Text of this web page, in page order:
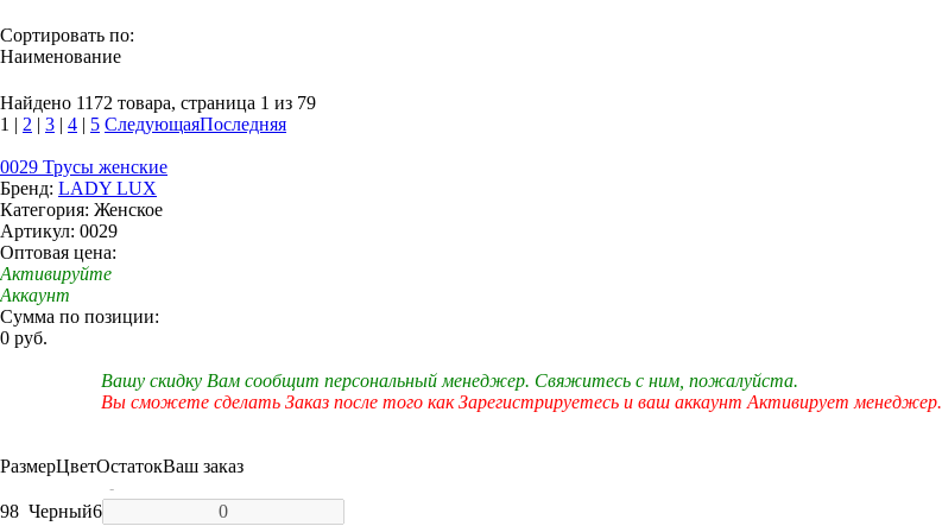
Сортировать по:
Наименование
Найдено 1172 товара, страница 1 из 79
1 | 2 | 3 | 4 | 5 СледующаяПоследняя
0029 Трусы женские
Бренд: LADY LUX
Категория: Женское
Артикул: 0029
Оптовая цена:
Активируйте
Аккаунт
Сумма по позиции:
0 руб.
Вашу скидку Вам сообщит персональный менеджер. Свяжитесь с ним, пожалуйста.
Вы сможете сделать Заказ после того как Зарегистрируетесь и ваш аккаунт Активирует менеджер.
РазмерЦветОстатокВаш заказ
98 Черный6
-